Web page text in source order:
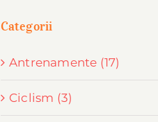
Categorii
Antrenamente (17)
Ciclism (3)